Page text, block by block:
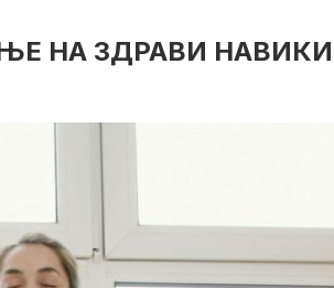
НА ЗДРАВИ НАВИКИ